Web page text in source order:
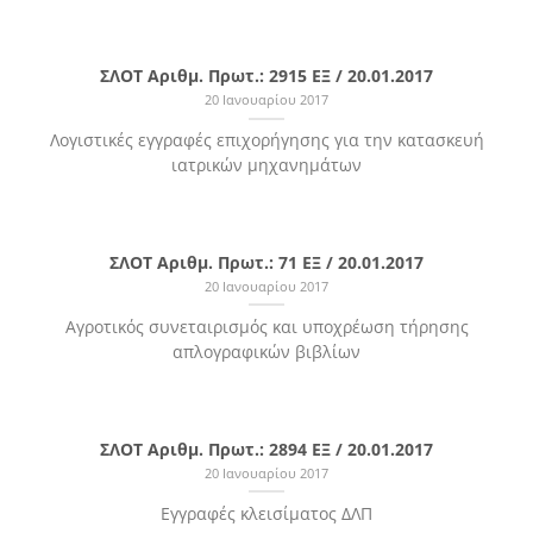
ΣΛΟΤ Αριθμ. Πρωτ.: 2915 ΕΞ / 20.01.2017
20 Ιανουαρίου 2017
Λογιστικές εγγραφές επιχορήγησης για την κατασκευή
ιατρικών μηχανημάτων
ΣΛΟΤ Αριθμ. Πρωτ.: 71 ΕΞ / 20.01.2017
20 Ιανουαρίου 2017
Αγροτικός συνεταιρισμός και υποχρέωση τήρησης
απλογραφικών βιβλίων
ΣΛΟΤ Αριθμ. Πρωτ.: 2894 ΕΞ / 20.01.2017
20 Ιανουαρίου 2017
Εγγραφές κλεισίματος ΔΛΠ